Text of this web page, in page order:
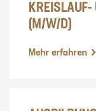
KREISLAUF-
(M/W/D)
Mehr erfahren